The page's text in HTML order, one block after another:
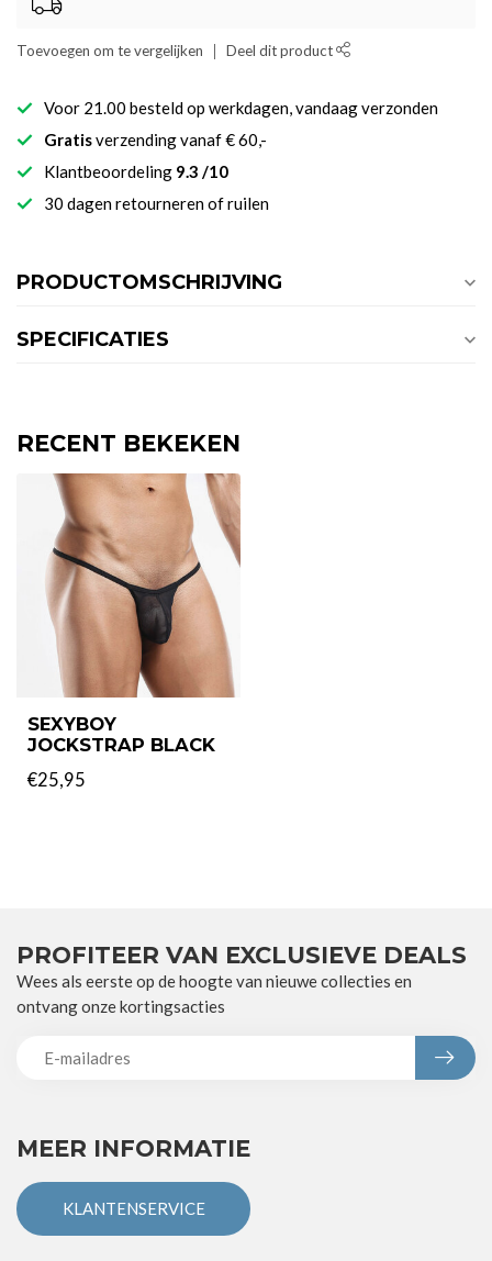
Toevoegen om te vergelijken Deel dit product
Voor 21.00 besteld op werkdagen, vandaag verzonden
Gratisverzending vanaf € 60,-
Klantbeoordeling 9.3 /10
30 dagen retourneren of ruilen
PRODUCTOMSCHRIJVING
SPECIFICATIES
RECENT BEKEKEN
SEXYBOY
JOCKSTRAP BLACK
€25,95
MEER INFORMATIE
KLANTENSERVICE
PROFITEER VAN EXCLUSIEVE DEALS
Wees als eerste op de hoogte van nieuwe collecties en
ontvang onze kortingsacties